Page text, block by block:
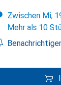
Zwischen Mi,
Mehr als 10